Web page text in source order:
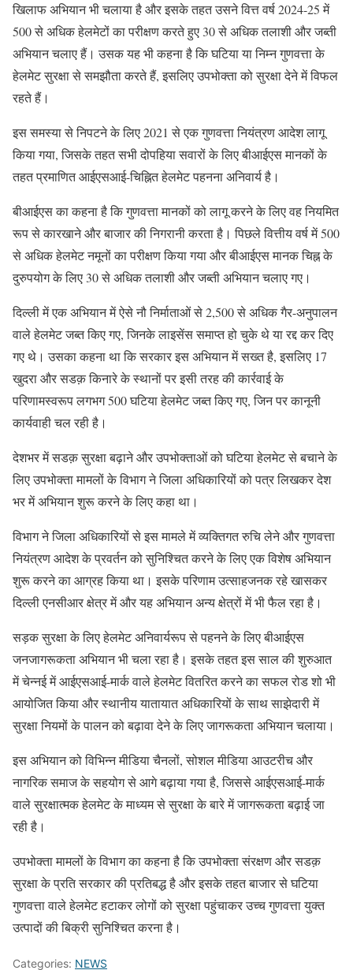
खिलाफ अभियान भी चलाया है और इसके तहत उसने वित्त वर्ष 2024-25 में
500 से अधिक हेलमेटों का परीक्षण करते हुए 30 से अधिक तलाशी और जब्ती
अभियान चलाए हैं। उसक यह भी कहना है कि घटिया या निम्न गुणवत्ता के
हेलमेट सुरक्षा से समझौता करते हैं, इसलिए उपभोक्ता को सुरक्षा देने में विफल
रहते हैं।
इस समस्या से निपटने के लिए 2021 से एक गुणवत्ता नियंत्रण आदेश लागू
किया गया, जिसके तहत सभी दोपहिया सवारों के लिए बीआईएस मानकों के
तहत प्रमाणित आईएसआई-चिह्नित हेलमेट पहनना अनिवार्य है।
बीआईएस का कहना है कि गुणवत्ता मानकों को लागू करने के लिए वह नियमित
रूप से कारखाने और बाजार की निगरानी करता है। पिछले वित्तीय वर्ष में 500
से अधिक हेलमेट नमूनों का परीक्षण किया गया और बीआईएस मानक चिह्न के
दुरुपयोग के लिए 30 से अधिक तलाशी और जब्ती अभियान चलाए गए।
दिल्ली में एक अभियान में ऐसे नौ निर्माताओं से 2,500 से अधिक गैर-अनुपालन
वाले हेलमेट जब्त किए गए, जिनके लाइसेंस समाप्त हो चुके थे या रद्द कर दिए
गए थे। उसका कहना था कि सरकार इस अभियान में सख्त है, इसलिए 17
खुदरा और सडक़ किनारे के स्थानों पर इसी तरह की कार्रवाई के
परिणामस्वरूप लगभग 500 घटिया हेलमेट जब्त किए गए, जिन पर कानूनी
कार्यवाही चल रही है।
देशभर में सडक़ सुरक्षा बढ़ाने और उपभोक्ताओं को घटिया हेलमेट से बचाने के
लिए उपभोक्ता मामलों के विभाग ने जिला अधिकारियों को पत्र लिखकर देश
भर में अभियान शुरू करने के लिए कहा था।
विभाग ने जिला अधिकारियों से इस मामले में व्यक्तिगत रुचि लेने और गुणवत्ता
नियंत्रण आदेश के प्रवर्तन को सुनिश्चित करने के लिए एक विशेष अभियान
शुरू करने का आग्रह किया था। इसके परिणाम उत्साहजनक रहे खासकर
दिल्ली एनसीआर क्षेत्र में और यह अभियान अन्य क्षेत्रों में भी फैल रहा है।
सड़क सुरक्षा के लिए हेलमेट अनिवार्यरूप से पहनने के लिए बीआईएस
जनजागरूकता अभियान भी चला रहा है। इसके तहत इस साल की शुरुआत
में चेन्नई में आईएसआई-मार्क वाले हेलमेट वितरित करने का सफल रोड शो भी
आयोजित किया और स्थानीय यातायात अधिकारियों के साथ साझेदारी में
सुरक्षा नियमों के पालन को बढ़ावा देने के लिए जागरूकता अभियान चलाया।
इस अभियान को विभिन्न मीडिया चैनलों, सोशल मीडिया आउटरीच और
नागरिक समाज के सहयोग से आगे बढ़ाया गया है, जिससे आईएसआई-मार्क
वाले सुरक्षात्मक हेलमेट के माध्यम से सुरक्षा के बारे में जागरूकता बढ़ाई जा
रही है।
उपभोक्ता मामलों के विभाग का कहना है कि उपभोक्ता संरक्षण और सडक़
सुरक्षा के प्रति सरकार की प्रतिबद्ध है और इसके तहत बाजार से घटिया
गुणवत्ता वाले हेलमेट हटाकर लोगों को सुरक्षा पहुंचाकर उच्च गुणवत्ता युक्त
उत्पादों की बिक्री सुनिश्चित करना है।
Categories: NEWS